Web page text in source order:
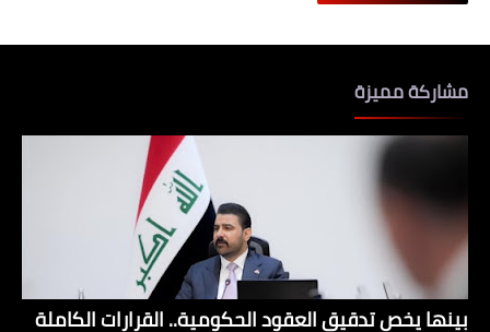
مشاركة مميزة
بينها يخص تدقيق العقود الحكومية.. القرارات الكاملة